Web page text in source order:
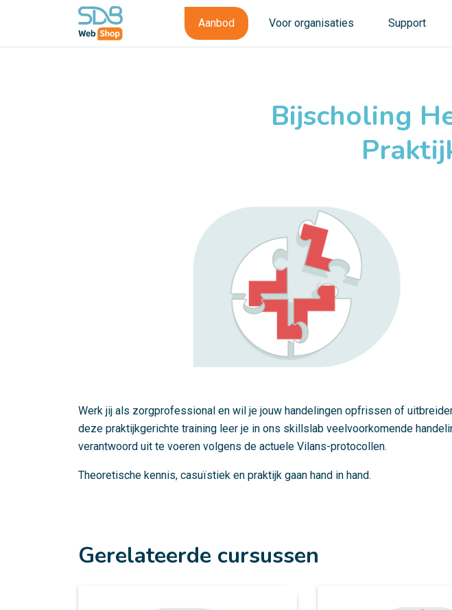
Aanbod Voor organisaties Support
Bijscholing
Werk jij als zorgprofessional en wil je jouw handelingen opfrissen of
deze praktijkgerichte training leer je in ons skillslab veelvoorkomende
verantwoord uit te voeren volgens de actuele Vilans-protocollen.
Theoretische kennis, casuïstiek en praktijk gaan hand in hand.
Gerelateerde cursussen